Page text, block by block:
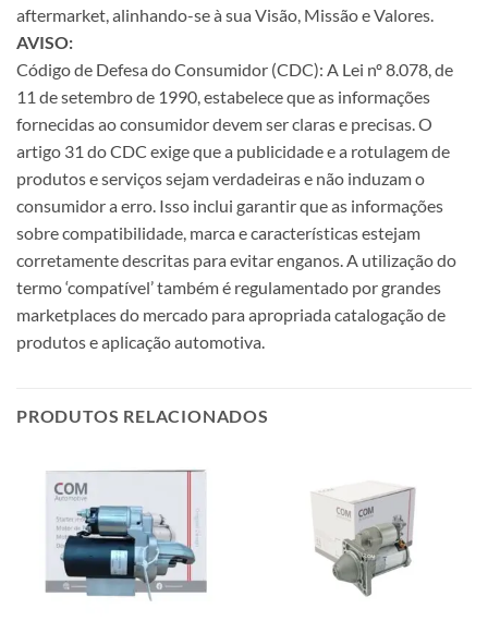
aftermarket, alinhando-se à sua Visão, Missão e Valores.
AVISO:
Código de Defesa do Consumidor (CDC): A Lei nº 8.078, de
11 de setembro de 1990, estabelece que as informações
fornecidas ao consumidor devem ser claras e precisas. O
artigo 31 do CDC exige que a publicidade e a rotulagem de
produtos e serviços sejam verdadeiras e não induzam o
consumidor a erro. Isso inclui garantir que as informações
sobre compatibilidade, marca e características estejam
corretamente descritas para evitar enganos. A utilização do
termo ‘compatível’ também é regulamentado por grandes
marketplaces do mercado para apropriada catalogação de
produtos e aplicação automotiva.
PRODUTOS RELACIONADOS